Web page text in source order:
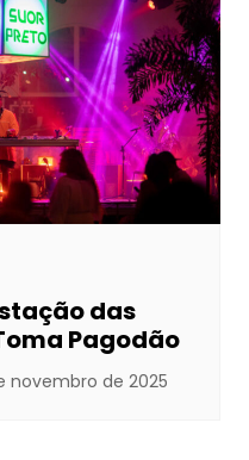
das
Pagodão
novembro de 2025